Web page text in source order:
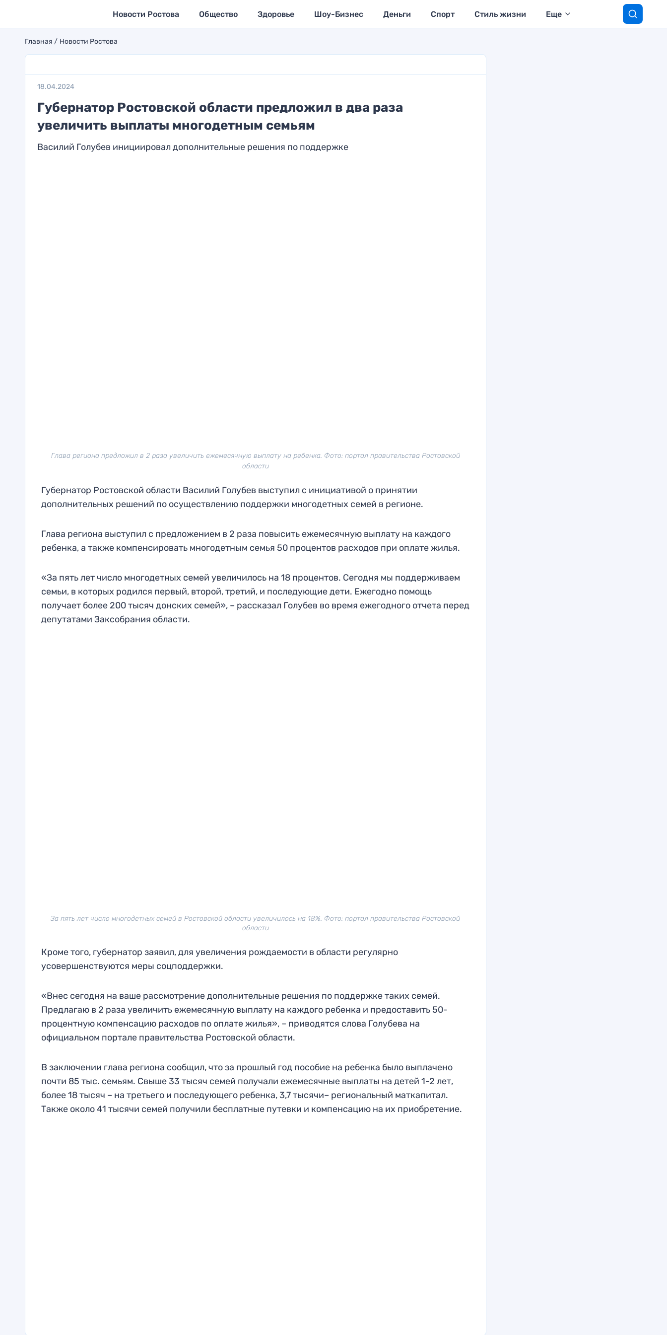
Новости Ростова Общество Здоровье Шоу-Бизнес Деньги Спорт Стиль жизни Еще
Главная Новости Ростова
18.04.2024
Губернатор Ростовской области предложил в два раза
увеличить выплаты многодетным семьям
Василий Голубев инициировал дополнительные решения по поддержке
Глава региона предложил в 2 раза увеличить ежемесячную выплату на ребенка. Фото: портал правительства Ростовской
области
Губернатор Ростовской области Василий Голубев выступил с инициативой о принятии
дополнительных решений по осуществлению поддержки многодетных семей в регионе.
Глава региона выступил с предложением в 2 раза повысить ежемесячную выплату на каждого
ребенка, а также компенсировать многодетным семья 50 процентов расходов при оплате жилья.
«За пять лет число многодетных семей увеличилось на 18 процентов. Сегодня мы поддерживаем
семьи, в которых родился первый, второй, третий, и последующие дети. Ежегодно помощь
получает более 200 тысяч донских семей», – рассказал Голубев во время ежегодного отчета перед
депутатами Заксобрания области.
За пять лет число многодетных семей в Ростовской области увеличилось на 18%. Фото: портал правительства Ростовской
области
Кроме того, губернатор заявил, для увеличения рождаемости в области регулярно
усовершенствуются меры соцподдержки.
«Внес сегодня на ваше рассмотрение дополнительные решения по поддержке таких семей.
Предлагаю в 2 раза увеличить ежемесячную выплату на каждого ребенка и предоставить 50-
процентную компенсацию расходов по оплате жилья», – приводятся слова Голубева на
официальном портале правительства Ростовской области.
В заключении глава региона сообщил, что за прошлый год пособие на ребенка было выплачено
почти 85 тыс. семьям. Свыше 33 тысяч семей получали ежемесячные выплаты на детей 1-2 лет,
более 18 тысяч – на третьего и последующего ребенка, 3,7 тысячи– региональный маткапитал.
Также около 41 тысячи семей получили бесплатные путевки и компенсацию на их приобретение.